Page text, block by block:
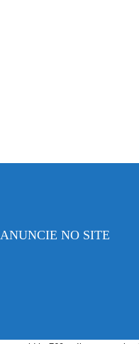
ANUNCIE NO SITE